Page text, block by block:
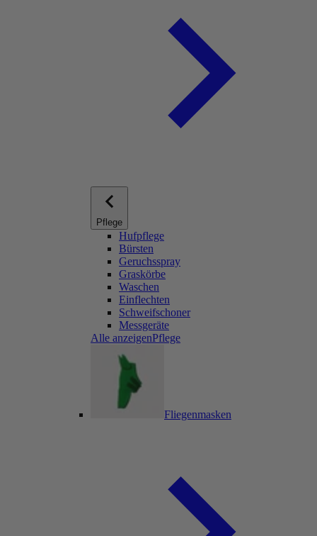
Pflege
Hufpflege
Bürsten
Geruchsspray
Graskörbe
Waschen
Einflechten
Schweifschoner
Messgeräte
Alle anzeigenPflege
Fliegenmasken